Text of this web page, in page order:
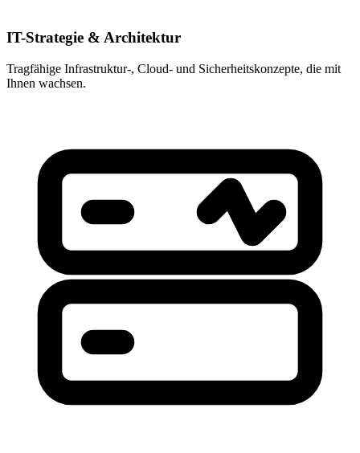
IT-Strategie & Architektur
Tragfähige Infrastruktur-, Cloud- und Sicherheitskonzepte, die mit
Ihnen wachsen.